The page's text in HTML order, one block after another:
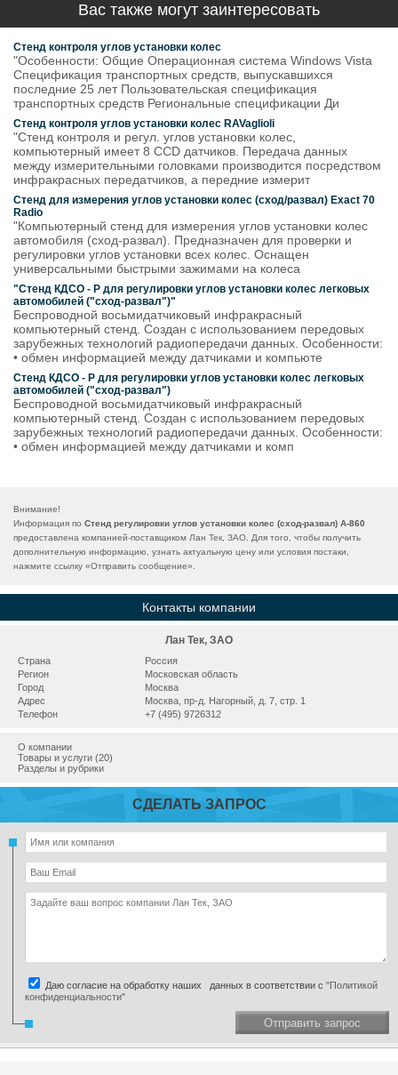
Вас также могут заинтересовать
Стенд контроля углов установки колес
"Особенности: Общие Операционная система Windows Vista
Спецификация транспортных средств, выпускавшихся
последние 25 лет Пользовательская спецификация
транспортных средств Региональные спецификации Ди
Стенд контроля углов установки колес RAVaglioli
"Стенд контроля и регул. углов установки колес,
компьютерный имеет 8 CCD датчиков. Передача данных
между измерительными головками производится посредством
инфракрасных передатчиков, а передние измерит
Стенд для измерения углов установки колес (сход/развал) Exact 70
Radio
"Компьютерный стенд для измерения углов установки колес
автомобиля (сход-развал). Предназначен для проверки и
регулировки углов установки всех колес. Оснащен
универсальными быстрыми зажимами на колеса
"Стенд КДСО - Р для регулировки углов установки колес легковых
автомобилей ("сход-развал")"
Беспроводной восьмидатчиковый инфракрасный
компьютерный стенд. Создан с использованием передовых
зарубежных технологий радиопередачи данных. Особенности:
• обмен информацией между датчиками и компьюте
Стенд КДСО - Р для регулировки углов установки колес легковых
автомобилей ("сход-развал")
Беспроводной восьмидатчиковый инфракрасный
компьютерный стенд. Создан с использованием передовых
зарубежных технологий радиопередачи данных. Особенности:
• обмен информацией между датчиками и комп
Внимание!
Информация по Стенд регулировки углов установки колес (сход-развал) A-860
предоставлена компанией-поставщиком Лан Тек, ЗАО. Для того, чтобы получить
дополнительную информацию, узнать актуальную цену или условия постаки,
нажмите ссылку «Отправить сообщение».
Контакты компании
Лан Тек, ЗАО
Страна
Россия
Регион
Московская область
Город
Москва
Адрес
Москва, пр-д. Нагорный, д. 7, стр. 1
Телефон
+7 (495) 9726312
О компании
Товары и услуги (20)
Разделы и рубрики
СДЕЛАТЬ ЗАПРОС
Даю согласие на обработку наших данных в соответствии с "Политикой
конфиденциальности"
Отправить запрос